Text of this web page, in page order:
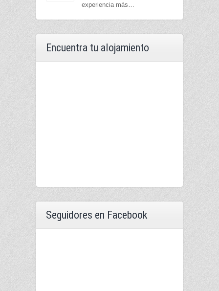
experiencia más…
Encuentra tu alojamiento
Seguidores en Facebook